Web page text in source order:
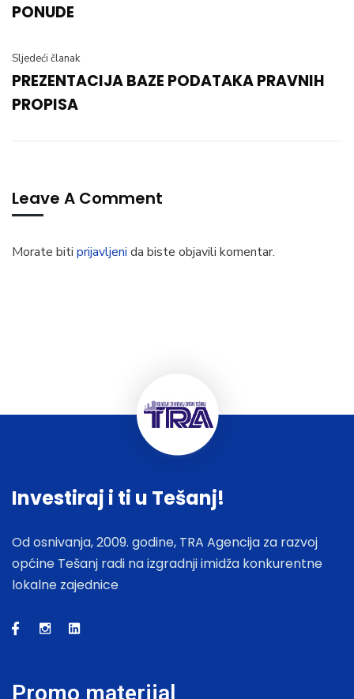
PONUDE
Sljedeći članak
PREZENTACIJA BAZE PODATAKA PRAVNIH
PROPISA
Leave A Comment
Morate biti prijavljeni da biste objavili komentar.
Investiraj i ti u Tešanj!
Od osnivanja, 2009. godine, TRA Agencija za razvoj
općine Tešanj radi na izgradnji imidža konkurentne
lokalne zajednice
Promo materijal